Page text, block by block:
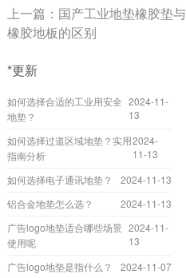
上一篇： 国产工业地垫橡胶垫与
橡胶地板的区别
*更新
如何选择合适的工业用安全
地垫？
2024-11-
13
如何选择过道区域地垫？实用
指南分析
2024-
11-13
如何选择电子通讯地垫？
2024-11-13
铝合金地垫怎么选？
2024-11-13
广告logo地垫适合哪些场景
使用呢
2024-11-
13
广告logo地垫是指什么？
2024-11-07